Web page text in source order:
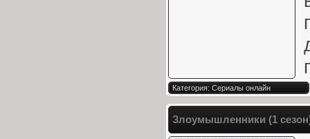
Категория: Сериалы онлайн
Злоумышленники (1